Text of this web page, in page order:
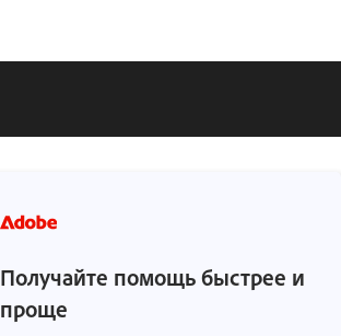
Получайте помощь быстрее и
проще